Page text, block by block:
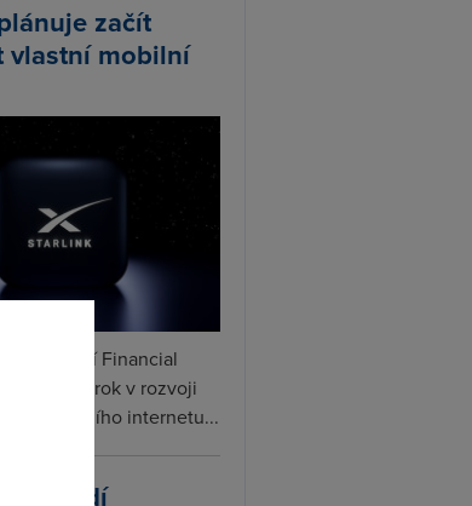
začít
vlastní mobilní
informací Financial
další krok v rozvoji
satelitního internetu...
zavádí